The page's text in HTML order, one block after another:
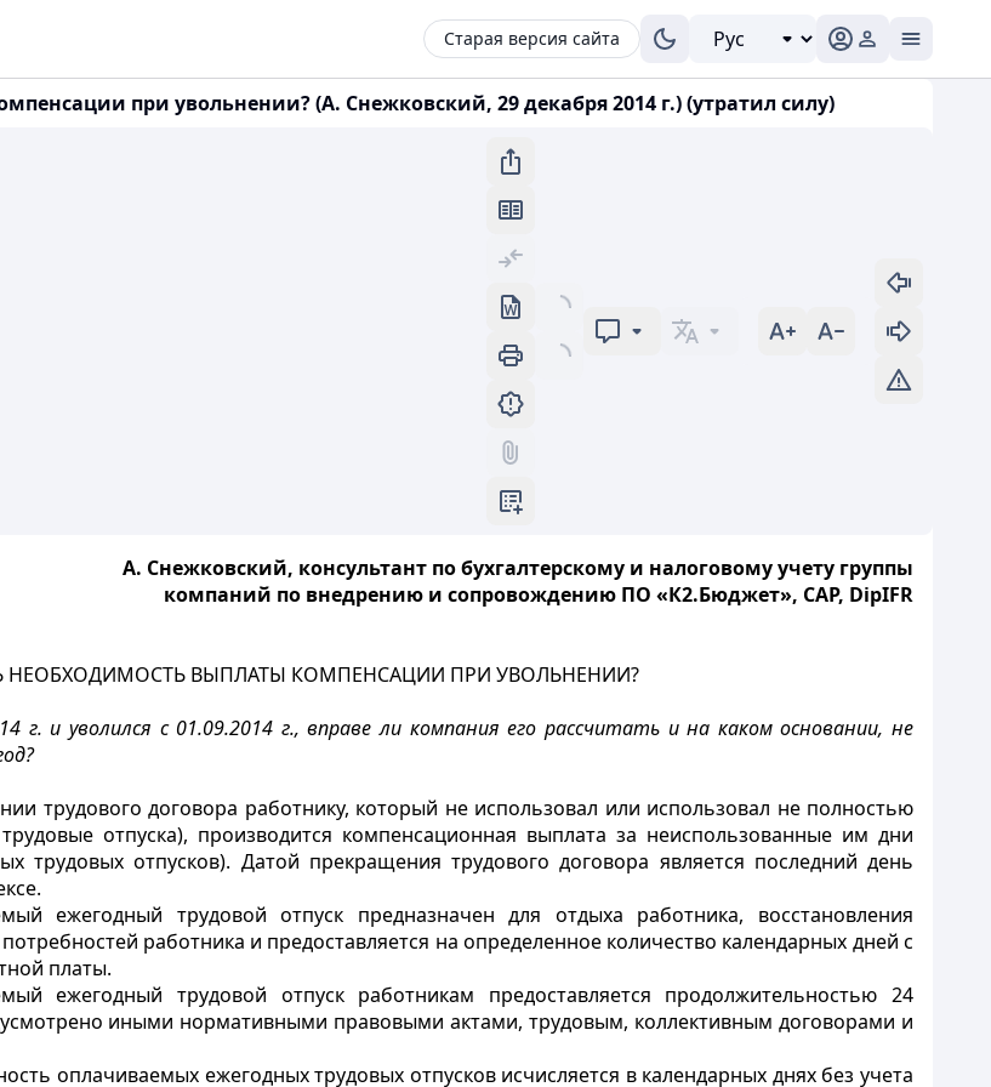
Старая версия сайта
при увольнении? (А. Снежковский, 29 декабря 2014 г.) (утратил силу)
А. Снежковский, консультант по бухгалтерскому и налоговому учету группы
компаний по внедрению и сопровождению ПО «К2.Бюджет», САР, DipIFR
НЕОБХОДИМОСТЬ ВЫПЛАТЫ КОМПЕНСАЦИИ ПРИ УВОЛЬНЕНИИ?
г. и уволился с 01.09.2014 г., вправе ли компания его рассчитать и на каком основании, не
трудового договора работнику, который не использовал или использовал не полностью
отпуска), производится компенсационная выплата за неиспользованные им дни
трудовых отпусков). Датой прекращения трудового договора является последний день
ежегодный трудовой отпуск предназначен для отдыха работника, восстановления
работника и предоставляется на определенное количество календарных дней с
платы.
ежегодный трудовой отпуск работникам предоставляется продолжительностью 24
иными нормативными правовыми актами, трудовым, коллективным договорами и
оплачиваемых ежегодных трудовых отпусков исчисляется в календарных днях без учета